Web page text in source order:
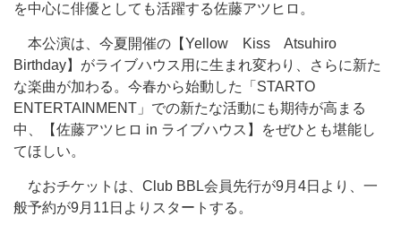
を中心に俳優としても活躍する佐藤アツヒロ。
本公演は、今夏開催の【Yellow Kiss Atsuhiro
Birthday】がライブハウス用に生まれ変わり、さらに新た
な楽曲が加わる。今春から始動した「STARTO
ENTERTAINMENT」での新たな活動にも期待が高まる
中、【佐藤アツヒロ in ライブハウス】をぜひとも堪能し
てほしい。
なおチケットは、Club BBL会員先行が9月4日より、一
般予約が9月11日よりスタートする。